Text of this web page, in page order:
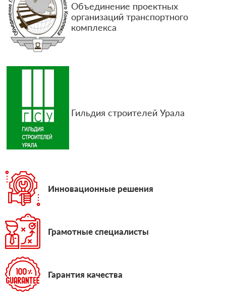
Объединение проектных
организаций транспортного
комплекса
Гильдия строителей Урала
Инновационные решения
Грамотные специалисты
Гарантия качества